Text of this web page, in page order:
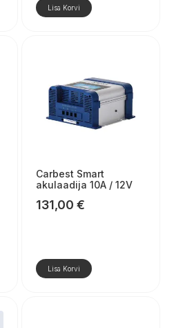
Lisa Korvi
Carbest Smart
akulaadija 10A / 12V
131,00 €
Lisa Korvi